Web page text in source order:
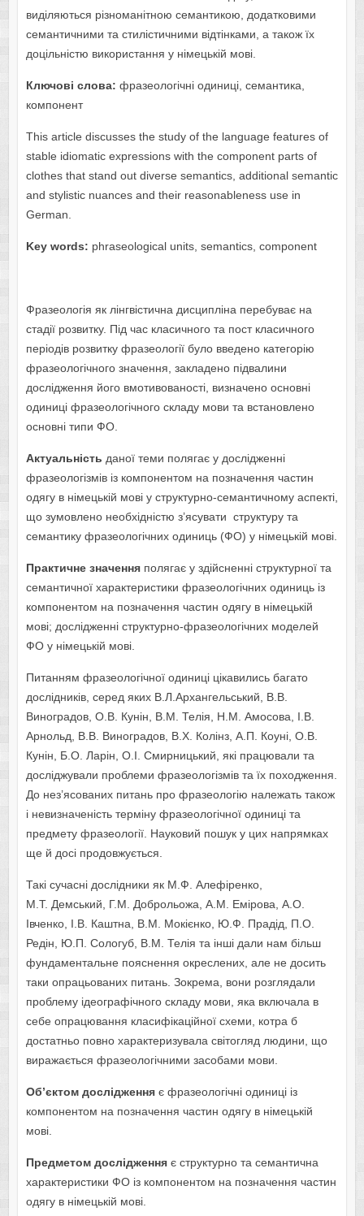
виділяються різноманітною семантикою, додатковими
семантичними та стилістичними відтінками, а також їх
доцільністю використання у німецькій мові.
Ключові слова: фразеологічні одиниці, семантика,
компонент
This article discusses the study of the language features of
stable idiomatic expressions with the component parts of
clothes that stand out diverse semantics, additional semantic
and stylistic nuances and their reasonableness use in
German.
Key words: phraseological units, semantics, component
Фразеологія як лінгвістична дисципліна перебуває на
стадії розвитку. Під час класичного та пост класичного
періодів розвитку фразеології було введено категорію
фразеологічного значення, закладено підвалини
дослідження його вмотивованості, визначено основні
одиниці фразеологічного складу мови та встановлено
основні типи ФО.
Актуальність даної теми полягає у дослідженні
фразеологізмів із компонентом на позначення частин
одягу в німецькій мові у структурно-семантичному аспекті,
що зумовлено необхідністю з’ясувати структуру та
семантику фразеологічних одиниць (ФО) у німецькій мові.
Практичне значенняполягає у здійсненні структурної та
семантичної характеристики фразеологічних одиниць із
компонентом на позначення частин одягу в німецькій
мові; дослідженні структурно-фразеологічних моделей
ФО у німецькій мові.
Питанням фразеологічної одиниці цікавились багато
дослідників, серед яких В.Л.Архангельський, В.В.
Виноградов, О.В. Кунін, В.М. Телія, Н.М. Амосова, І.В.
Арнольд, В.В. Виноградов, В.Х. Колінз, А.П. Коуні, О.В.
Кунін, Б.О. Ларін, О.І. Смирницький, які працювали та
досліджували проблеми фразеологізмів та їх походження.
До нез’ясованих питань про фразеологію належать також
і невизначеність терміну фразеологічної одиниці та
предмету фразеології. Науковий пошук у цих напрямках
ще й досі продовжується.
Такі сучасні дослідники як М.Ф. Алефіренко,
М.Т. Демський, Г.М. Доброльожа, А.М. Емірова, А.О.
Івченко, І.В. Каштна, В.М. Мокієнко, Ю.Ф. Прадід, П.О.
Редін, Ю.П. Сологуб, В.М. Телія та інші дали нам більш
фундаментальне пояснення окреслених, але не досить
таки опрацьованих питань. Зокрема, вони розглядали
проблему ідеографічного складу мови, яка включала в
себе опрацювання класифікаційної схеми, котра б
достатньо повно характеризувала світогляд людини, що
виражається фразеологічними засобами мови.
Об’єктом дослідження є фразеологічні одиниці із
компонентом на позначення частин одягу в німецькій
мові.
Предметом дослідженняє структурно та семантична
характеристики ФО із компонентом на позначення частин
одягу в німецькій мові.